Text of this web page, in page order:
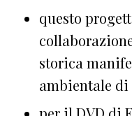
questo
storica
ambientale di